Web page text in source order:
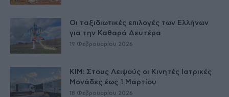
Οι ταξιδιωτικές επιλογές των Ελλήνων
για την Καθαρά Δευτέρα
19 Φεβρουαρίου 2026
ΚΙΜ: Στους Λειψούς οι Κινητές Ιατρικές
Μονάδες έως 1 Μαρτίου
18 Φεβρουαρίου 2026